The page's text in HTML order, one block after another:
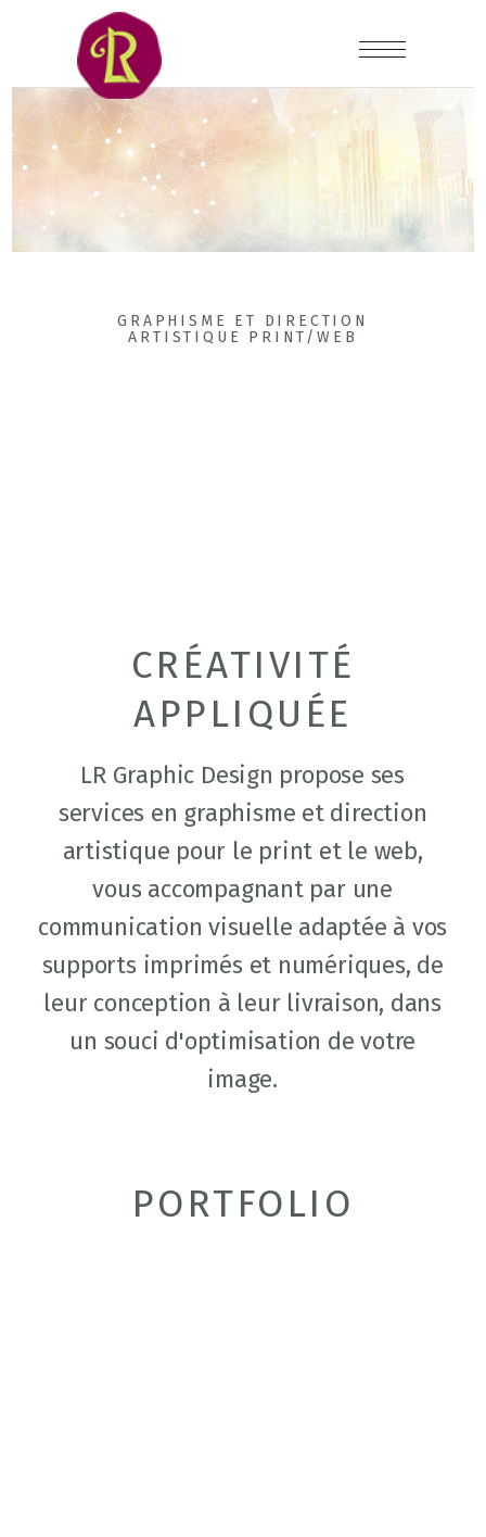
GRAPHISME ET DIRECTION
ARTISTIQUE PRINT/WEB
CRÉATIVITÉ
APPLIQUÉE
LR Graphic Design propose ses
services en graphisme et direction
artistique pour le print et le web,
vous accompagnant par une
communication visuelle adaptée à vos
supports imprimés et numériques, de
leur conception à leur livraison, dans
un souci d'optimisation de votre
image.
PORTFOLIO